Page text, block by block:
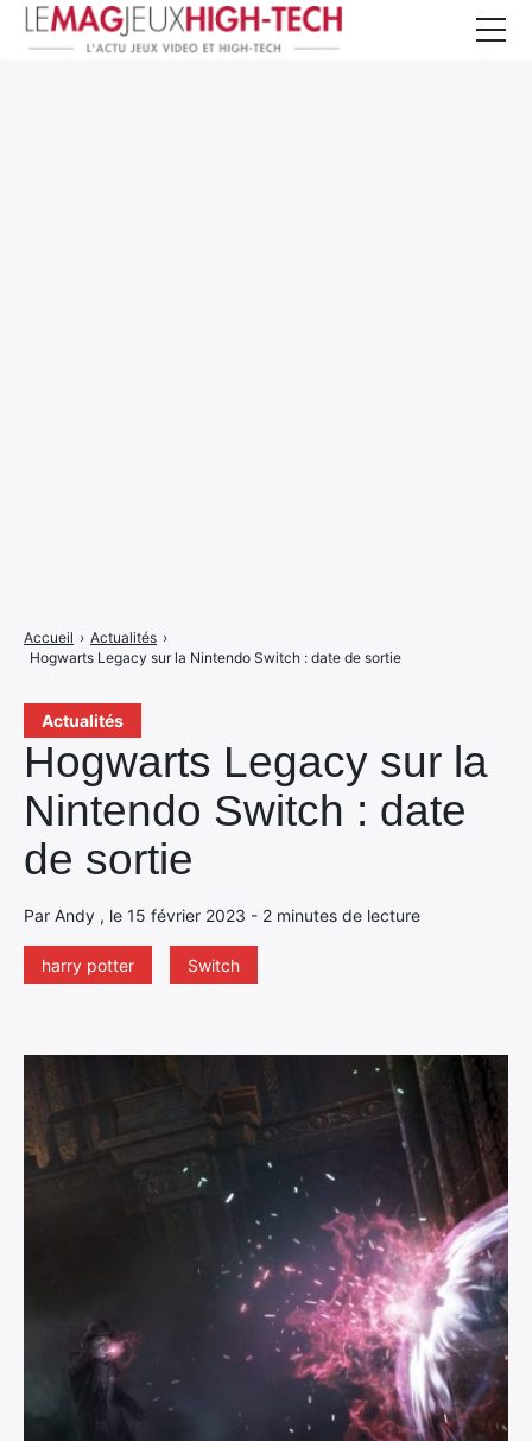
Actualités
Hogwarts Legacy sur la
Nintendo Switch : date
de sortie
Par Andy , le 15 février 2023 - 2 minutes de lecture
harry potter Switch
Accueil › Actualités ›
Hogwarts Legacy sur la Nintendo Switch : date de sortie